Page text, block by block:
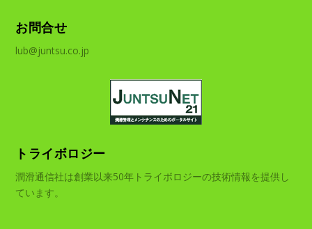
お問合せ
lub@juntsu.co.jp
トライボロジー
潤滑通信社は創業以来50年トライボロジーの技術情報を提供し
ています。